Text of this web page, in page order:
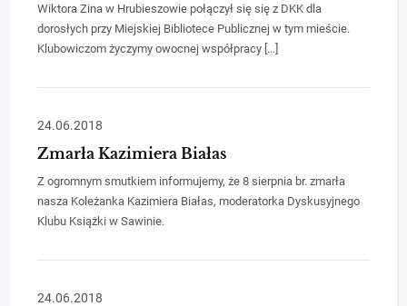
Wiktora Zina w Hrubieszowie połączył się się z DKK dla
dorosłych przy Miejskiej Bibliotece Publicznej w tym mieście.
Klubowiczom życzymy owocnej współpracy […]
24.06.2018
Zmarła Kazimiera Białas
Z ogromnym smutkiem informujemy, że 8 sierpnia br. zmarła
nasza Koleżanka Kazimiera Białas, moderatorka Dyskusyjnego
Klubu Książki w Sawinie.
24.06.2018